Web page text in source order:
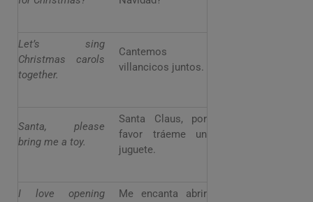
Let’s sing
Christmas carols
together.
Cantemos
villancicos juntos.
Santa, please
bring me a toy.
Santa Claus, por
favor tráeme un
juguete.
I love opening
Me encanta abrir